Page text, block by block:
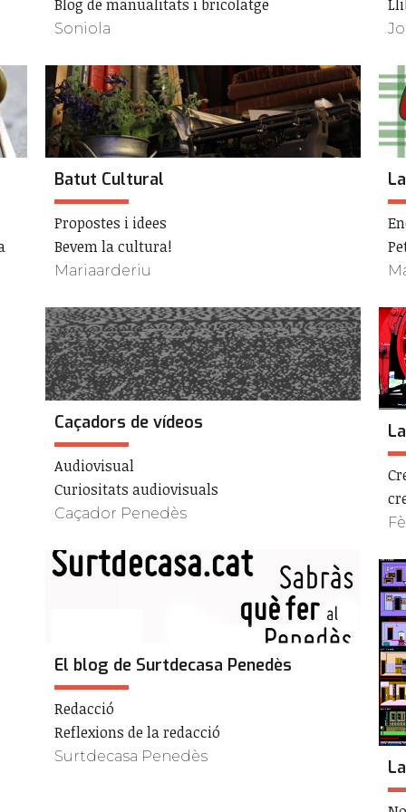
Blog de manualitats i bricolatge
Soniola
Batut Cultural
Propostes i idees
Bevem la cultura!
Mariaarderiu
Caçadors de vídeos
Audiovisual
Curiositats audiovisuals
Caçador Penedès
El blog de Surtdecasa Penedès
Redacció
Reflexions de la redacció
Surtdecasa Penedès